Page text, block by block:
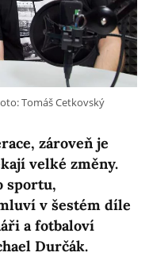
zároveň je
velké změny.
sportu,
v šestém díle
a fotbaloví
Durčák.
Tomáš Cetkovský